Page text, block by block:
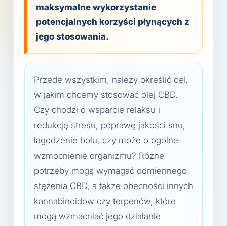
maksymalne wykorzystanie
potencjalnych korzyści płynących z
jego stosowania.
Przede wszystkim, należy określić cel,
w jakim chcemy stosować olej CBD.
Czy chodzi o wsparcie relaksu i
redukcję stresu, poprawę jakości snu,
łagodzenie bólu, czy może o ogólne
wzmocnienie organizmu? Różne
potrzeby mogą wymagać odmiennego
stężenia CBD, a także obecności innych
kannabinoidów czy terpenów, które
mogą wzmacniać jego działanie